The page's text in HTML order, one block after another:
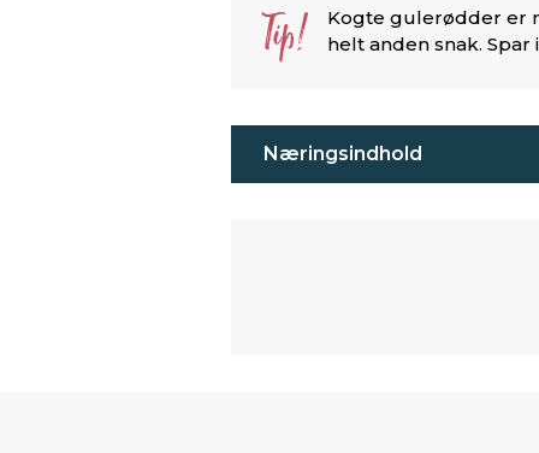
Tip!
Kogte gulerødder er
helt anden snak.
Næringsindhold